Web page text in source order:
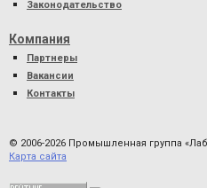
Законодательство
Компания
Партнеры
Вакансии
Контакты
© 2006-2026 Промышленная группа
Карта сайта